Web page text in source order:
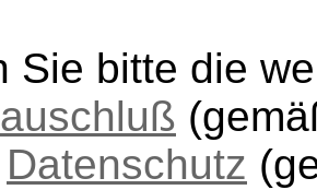
Sie bitte die
Datenschutz